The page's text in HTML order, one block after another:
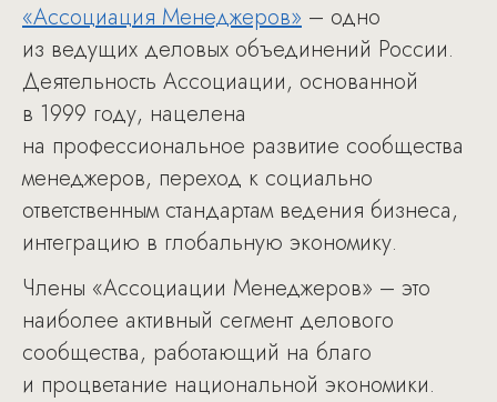
«Ассоциация Менеджеров» – одно
из ведущих деловых объединений России.
Деятельность Ассоциации, основанной
в 1999 году, нацелена
на профессиональное развитие сообщества
менеджеров, переход к социально
ответственным стандартам ведения бизнеса,
интеграцию в глобальную экономику.
Члены «Ассоциации Менеджеров» – это
наиболее активный сегмент делового
сообщества, работающий на благо
и процветание национальной экономики.